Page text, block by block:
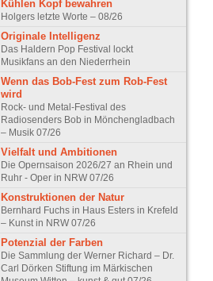
Kühlen Kopf bewahren
Holgers letzte Worte – 08/26
Originale Intelligenz
Das Haldern Pop Festival lockt
Musikfans an den Niederrhein
Wenn das Bob-Fest zum Rob-Fest
wird
Rock- und Metal-Festival des
Radiosenders Bob in Mönchengladbach
– Musik 07/26
Vielfalt und Ambitionen
Die Opernsaison 2026/27 an Rhein und
Ruhr - Oper in NRW 07/26
Konstruktionen der Natur
Bernhard Fuchs in Haus Esters in Krefeld
– Kunst in NRW 07/26
Potenzial der Farben
Die Sammlung der Werner Richard – Dr.
Carl Dörken Stiftung im Märkischen